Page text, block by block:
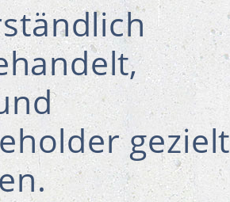
gezielt